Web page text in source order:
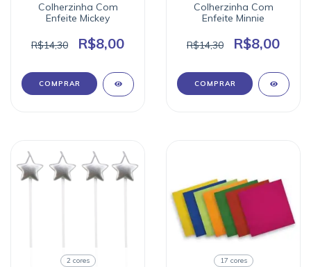
Colherzinha Com
Enfeite Mickey
R$14,30 R$8,00
Colherzinha Com
Enfeite Minnie
R$14,30 R$8,00
2 cores 17 cores